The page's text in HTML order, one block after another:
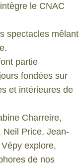
le CNAC
spectacles mêlant
partie
fondées sur
et intérieures de
Charreire,
Neil Price, Jean-
explore,
de nos